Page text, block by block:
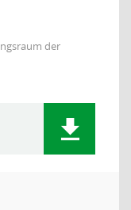
der